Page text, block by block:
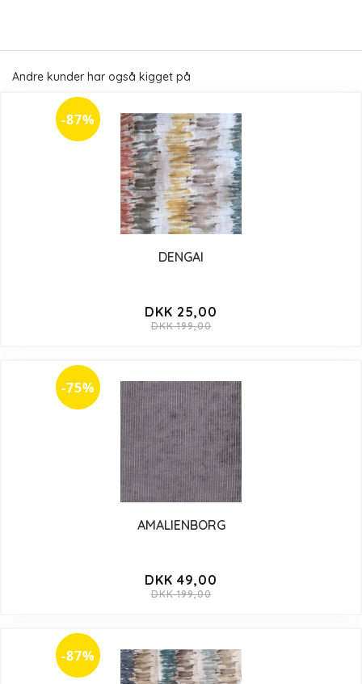
Andre kunder har også kigget på
-87%
DENGAI
DKK 25,00
DKK 199,00
-75%
AMALIENBORG
DKK 49,00
DKK 199,00
-87%